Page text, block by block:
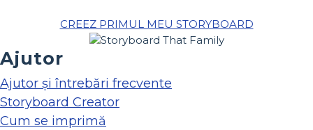
CREEZ PRIMUL MEU STORYBOARD
Ajutor
Ajutor și întrebări frecvente
Storyboard Creator
Cum se imprimă